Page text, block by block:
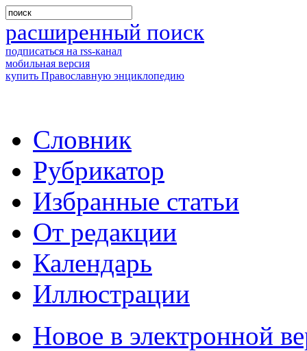
расширенный поиск
подписаться на rss-канал
мобильная версия
купить Православную энциклопедию
Словник
Рубрикатор
Избранные статьи
От редакции
Календарь
Иллюстрации
Новое в электронной